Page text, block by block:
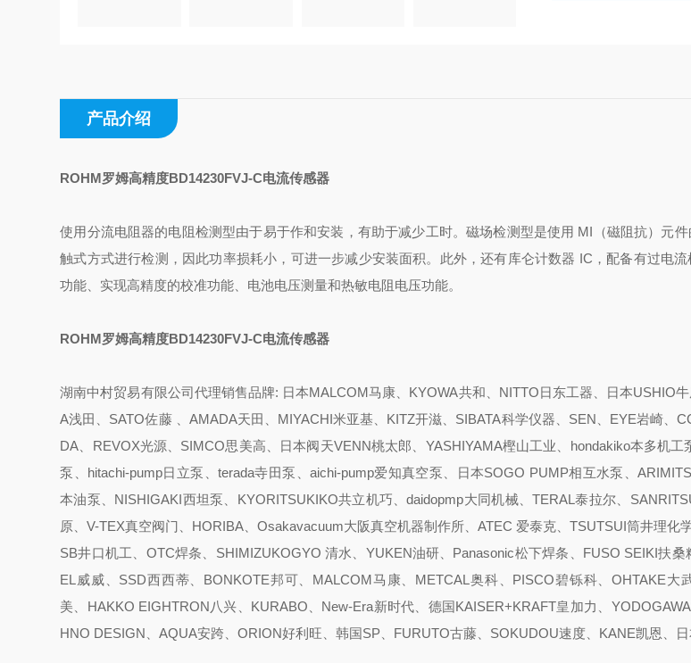
产品介绍
ROHM罗姆高精度BD14230FVJ-C电流传感器
使用分流电阻器的电阻检测型由于易于作和安装，有助于减少工时。磁场检测型是使用 MI（磁阻抗）元
触式方式进行检测，因此功率损耗小，可进一步减少安装面积。 此外，还有库仑计数器 IC，配备有过电
功能、实现高精度的校准功能、电池电压测量和热敏电阻电压功能。
ROHM罗姆高精度BD14230FVJ-C电流传感器
湖南中村贸易有限公司代理销售品牌: 日本MALCOM马康、KYOWA共和、NITTO日东工器、日本USHIO
A浅田、SATO佐藤 、AMADA天田、MIYACHI米亚基、KITZ开滋、SIBATA科学仪器、SEN、EYE岩崎、
DA、REVOX光源、SIMCO思美高、日本阀天VENN桃太郎、YASHIYAMA樫山工业、hondakiko本多机工
泵、hitachi-pump日立泵、terada寺田泵、aichi-pump爱知真空泵、日本SOGO PUMP相互水泵、
本油泵、NISHIGAKI西坦泵、KYORITSUKIKO共立机巧、daidopmp大同机械、TERAL泰拉尔、
原、V-TEX真空阀门、HORIBA、Osakavacuum大阪真空机器制作所、ATEC 爱泰克、TSUTSUI筒井理化
SB井口机工、OTC焊条、SHIMIZUKOGYO 清水、YUKEN油研、Panasonic松下焊条、FUSO SEIKI扶
EL威威、SSD西西蒂、BONKOTE邦可、MALCOM马康、METCAL奥科、PISCO碧铄科、OHTAKE大
美、HAKKO EIGHTRON八兴、KURABO、New-Era新时代、德国KAISER+KRAFT皇加力、
HNO DESIGN、AQUA安跨、ORION好利旺、韩国SP、FURUTO古藤、SOKUDOU速度、KANE凯恩、